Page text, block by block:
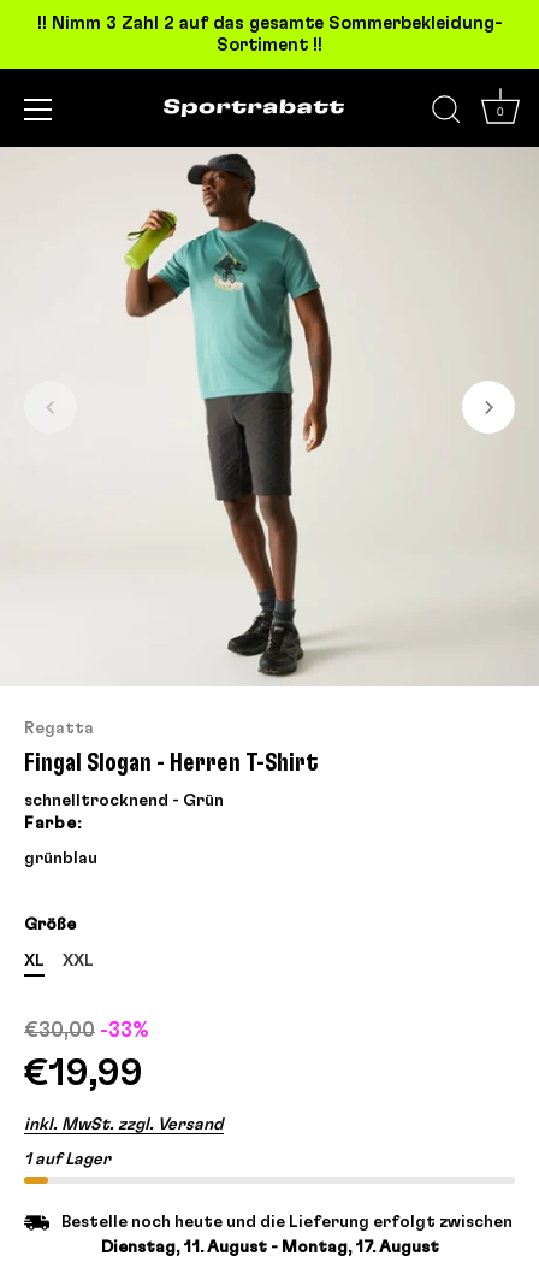
!! Nimm 3 Zahl 2 auf das gesamte Sommerbekleidung-
Sortiment !!
0
Regatta
Fingal Slogan - Herren T-Shirt
schnelltrocknend - Grün
Farbe:
grün blau
Größe
XL XXL
€30,00 -33%
€19,99
inkl. MwSt. zzgl. Versand
1 auf Lager
Bestelle noch heute und die Lieferung erfolgt zwischen
Dienstag, 11. August - Montag, 17. August